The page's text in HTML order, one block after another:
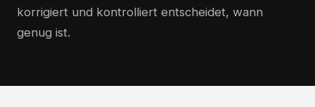
korrigiert und kontrolliert entscheidet, wann
genug ist.